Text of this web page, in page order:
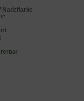
Nadelfarbe